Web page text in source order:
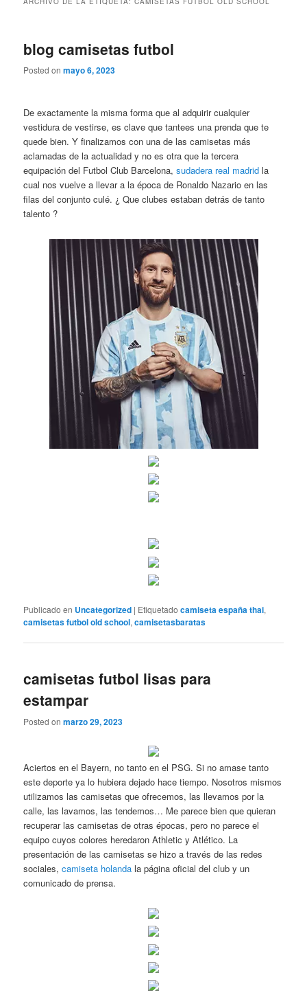
blog camisetas futbol
Posted onmayo 6, 2023
De exactamente la misma forma que al adquirir cualquier
vestidura de vestirse, es clave que tantees una prenda que te
quede bien. Y finalizamos con una de las camisetas más
aclamadas de la actualidad y no es otra que la tercera
equipación del Futbol Club Barcelona,sudadera real madrid la
cual nos vuelve a llevar a la época de Ronaldo Nazario en las
filas del conjunto culé. ¿ Que clubes estaban detrás de tanto
talento ?
Publicado en Uncategorized | Etiquetado camiseta españa thai,
camisetas futbol old school,camisetasbaratas
camisetas futbol lisas para
estampar
Posted onmarzo 29, 2023
Aciertos en el Bayern, no tanto en el PSG. Si no amase tanto
este deporte ya lo hubiera dejado hace tiempo. Nosotros mismos
utilizamos las camisetas que ofrecemos, las llevamos por la
calle, las lavamos, las tendemos… Me parece bien que quieran
recuperar las camisetas de otras épocas, pero no parece el
equipo cuyos colores heredaron Athletic y Atlético. La
presentación de las camisetas se hizo a través de las redes
sociales,camiseta holanda la página oficial del club y un
comunicado de prensa.